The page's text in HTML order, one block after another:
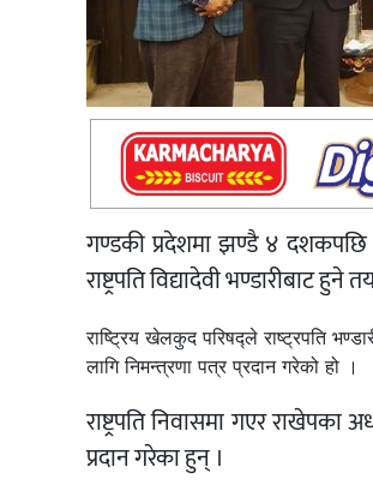
गण्डकी प्रदेशमा झण्डै ४ दशकपछि
राष्ट्रपति विद्यादेवी भण्डारीबाट
राष्ट्रिय खेलकुद परिषद्ले राष्ट्रपति
लागि निमन्त्रणा पत्र प्रदान गरेको हो ।
राष्ट्रपति निवासमा गएर राखेपका
प्रदान गरेका हुन् ।